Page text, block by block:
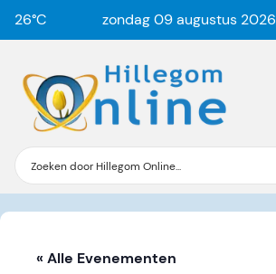
26°C zondag 09 augustus 2026
« Alle Evenementen